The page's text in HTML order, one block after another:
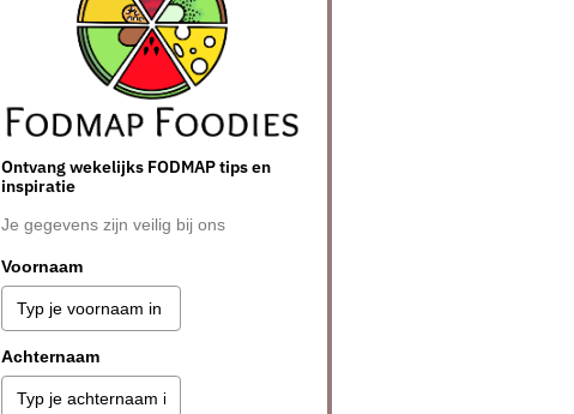
Ontvang wekelijks FODMAP tips en
inspiratie
Je gegevens zijn veilig bij ons
Voornaam
Achternaam